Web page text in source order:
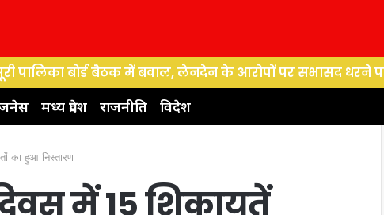
बोर्ड बैठक में बवाल, लेनदेन के आरोपों पर सभासद धरने पर बैठे,
मध्य प्रदेश राजनीति विदेश
का हुआ निस्तारण
में 15 शिकायतें